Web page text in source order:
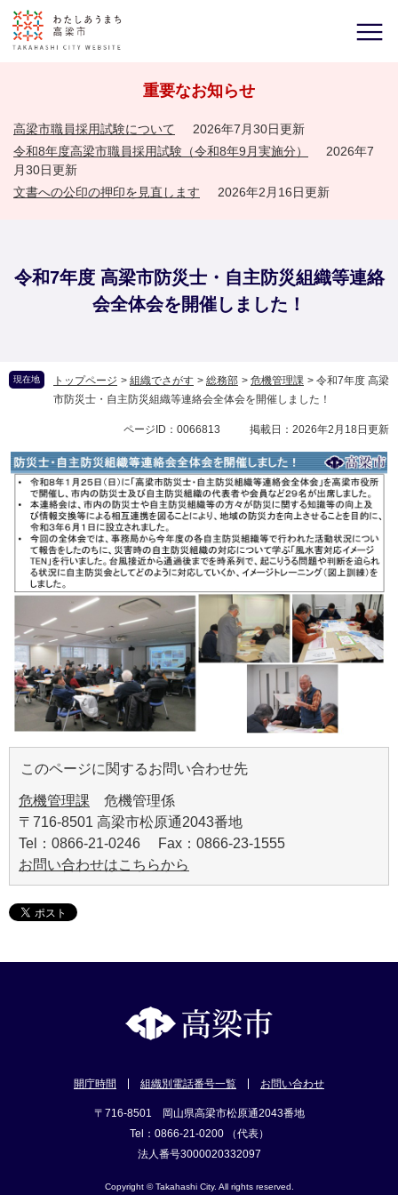
重要なお知らせ
高梁市職員採用試験について
2026年7月30日更新
令和8年度高梁市職員採用試験（令和8年9月実施分）
2026年7
月30日更新
文書への公印の押印を見直します
2026年2月16日更新
令和7年度 高梁市防災士・自主防災組織等連絡
会全体会を開催しました！
現在地 トップページ > 組織でさがす > 総務部 > 危機管理課 > 令和7年度 高梁
市防災士・自主防災組織等連絡会全体会を開催しました！
ページID：0066813 掲載日：2026年2月18日更新
このページに関するお問い合わせ先
危機管理課 危機管理係
〒716-8501 高梁市松原通2043番地
Tel：0866-21-0246 Fax：0866-23-1555
お問い合わせはこちらから
開庁時間 組織別電話番号一覧 お問い合わせ
〒716-8501 岡山県高梁市松原通2043番地
Tel：0866-21-0200 （代表）
法人番号3000020332097
Copyright © Takahashi City. All rights reserved.